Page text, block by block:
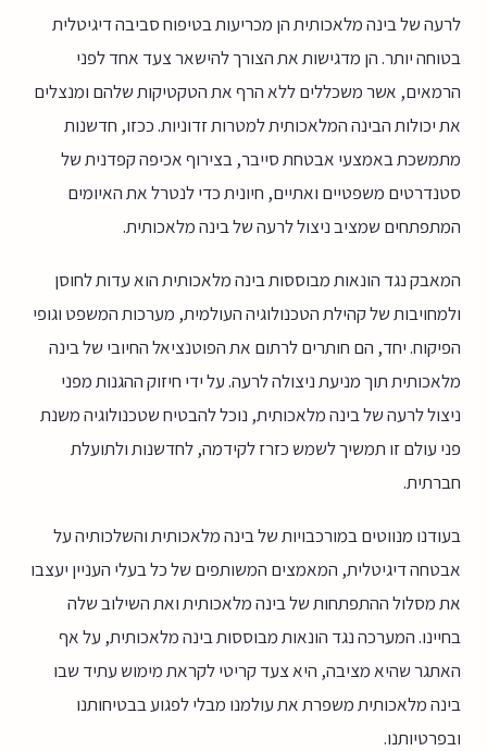
לרעה של בינה מלאכותית הן מכריעות בטיפוח סביבה דיגיטלית
בטוחה יותר. הן מדגישות את הצורך להישאר צעד אחד לפני
הרמאים, אשר משכללים ללא הרף את הטקטיקות שלהם ומנצלים
את יכולות הבינה המלאכותית למטרות זדוניות. ככזו, חדשנות
מתמשכת באמצעי אבטחת סייבר, בצירוף אכיפה קפדנית של
סטנדרטים משפטיים ואתיים, חיונית כדי לנטרל את האיומים
המתפתחים שמציב ניצול לרעה של בינה מלאכותית.
המאבק נגד הונאות מבוססות בינה מלאכותית הוא עדות לחוסן
ולמחויבות של קהילת הטכנולוגיה העולמית, מערכות המשפט וגופי
הפיקוח. יחד, הם חותרים לרתום את הפוטנציאל החיובי של בינה
מלאכותית תוך מניעת ניצולה לרעה. על ידי חיזוק ההגנות מפני
ניצול לרעה של בינה מלאכותית, נוכל להבטיח שטכנולוגיה משנת
פני עולם זו תמשיך לשמש כזרז לקידמה, לחדשנות ולתועלת
חברתית.
בעודנו מנווטים במורכבויות של בינה מלאכותית והשלכותיה על
אבטחה דיגיטלית, המאמצים המשותפים של כל בעלי העניין יעצבו
את מסלול ההתפתחות של בינה מלאכותית ואת השילוב שלה
בחיינו. המערכה נגד הונאות מבוססות בינה מלאכותית, על אף
האתגר שהיא מציבה, היא צעד קריטי לקראת מימוש עתיד שבו
בינה מלאכותית משפרת את עולמנו מבלי לפגוע בבטיחותנו
ובפרטיותנו.